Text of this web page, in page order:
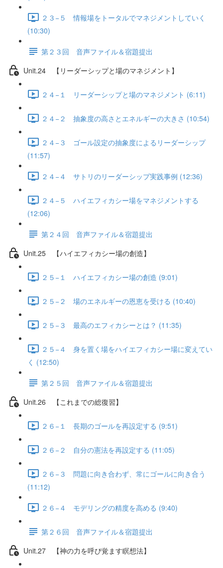
２３−５ 情報場をトータルでマネジメントしていく
(10:30)
第２３回 音声ファイル＆宿題提出
Unit.24 【リーダーシップと場のマネジメント】
２４−１ リーダーシップと場のマネジメント (6:11)
２４−２ 抽象度の高さとエネルギーの大きさ (10:54)
２４−３ ゴール設定の抽象度によるリーダーシップ
(11:57)
２４−４ サトリのリーダーシップ実践事例 (12:36)
２４−５ ハイエフィカシー場をマネジメントする
(12:06)
第２４回 音声ファイル＆宿題提出
Unit.25 【ハイエフィカシー場の創造】
２５−１ ハイエフィカシー場の創造 (9:01)
２５−２ 場のエネルギーの恩恵を受ける (10:40)
２５−３ 最高のエフィカシーとは？ (11:35)
２５−４ 身を置く場をハイエフィカシー場に変えてい
く (12:50)
第２５回 音声ファイル＆宿題提出
Unit.26 【これまでの総復習】
２６−１ 長期のゴールを再設定する (9:51)
２６−２ 自分の憲法を再設定する (11:05)
２６−３ 問題に向き合わず、常にゴールに向き合う
(11:12)
２６−４ モデリングの精度を高める (9:40)
第２６回 音声ファイル＆宿題提出
Unit.27 【神の力を呼び覚ます瞑想法】